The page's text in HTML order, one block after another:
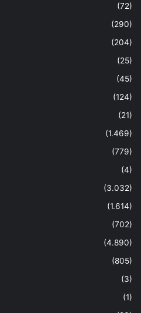
(72)
(290)
(204)
(25)
(45)
(124)
(21)
(1.469)
(779)
(4)
(3.032)
(1.614)
(702)
(4.890)
(805)
(3)
(1)